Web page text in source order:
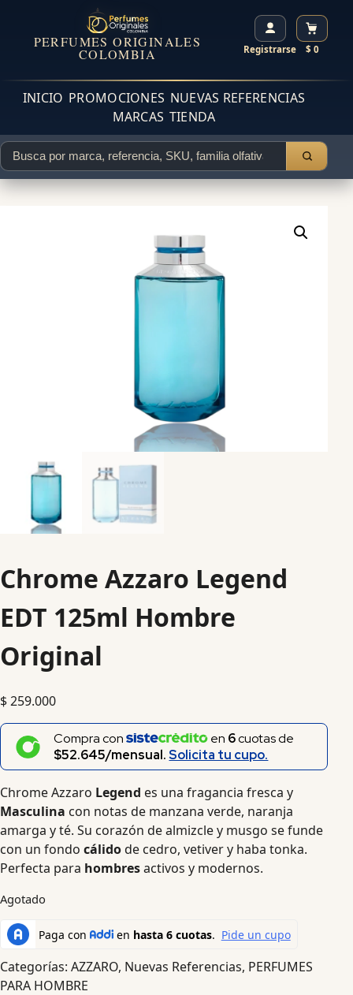
PERFUMES ORIGINALES
COLOMBIA Registrarse $ 0
INICIO PROMOCIONES NUEVAS REFERENCIAS
MARCAS TIENDA
Chrome Azzaro Legend
EDT 125ml Hombre
Original
$259.000
Compra con en 6cuotas de
$52.645/mensual.Solicita tu cupo.
Chrome Azzaro Legend es una fragancia fresca y
Masculina con notas de manzana verde, naranja
amarga y té. Su corazón de almizcle y musgo se funde
con un fondo cálidode cedro, vetiver y haba tonka.
Perfecta para hombresactivos y modernos.
Agotado
Categorías: AZZARO, Nuevas Referencias, PERFUMES
PARA HOMBRE